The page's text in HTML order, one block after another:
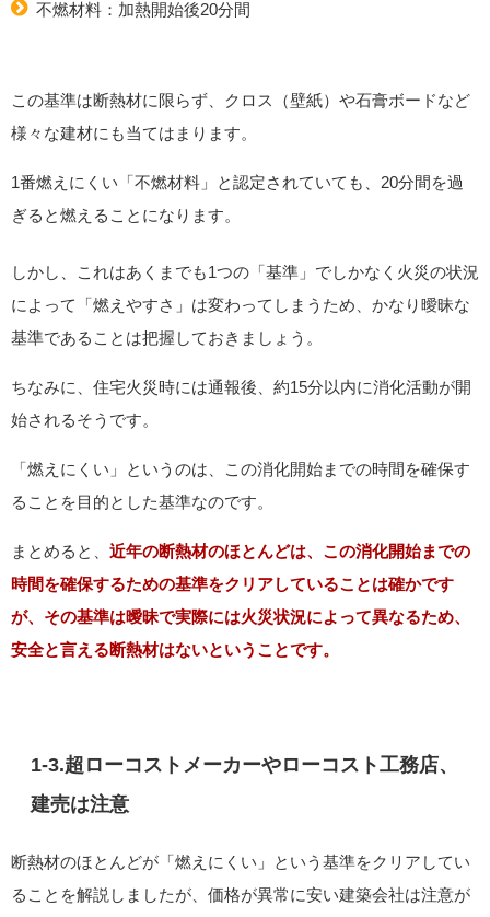
不燃材料：加熱開始後20分間
この基準は断熱材に限らず、クロス（壁紙）や石膏ボードなど
様々な建材にも当てはまります。
1番燃えにくい「不燃材料」と認定されていても、20分間を過
ぎると燃えることになります。
しかし、これはあくまでも1つの「基準」でしかなく火災の状況
によって「燃えやすさ」は変わってしまうため、かなり曖昧な
基準であることは把握しておきましょう。
ちなみに、住宅火災時には通報後、約15分以内に消化活動が開
始されるそうです。
「燃えにくい」というのは、この消化開始までの時間を確保す
ることを目的とした基準なのです。
まとめると、 近年の断熱材のほとんどは、この消化開始までの
時間を確保するための基準をクリアしていることは確かです
が、その基準は曖昧で実際には火災状況によって異なるため、
安全と言える断熱材はないということです。
1-3.超ローコストメーカーやローコスト工務店、
建売は注意
断熱材のほとんどが「燃えにくい」という基準をクリアしてい
ることを解説しましたが、価格が異常に安い建築会社は注意が